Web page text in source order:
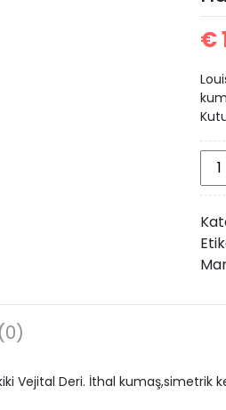
€
Louis
40
cm
Vejital Deri. İthal kumaş,simetrik